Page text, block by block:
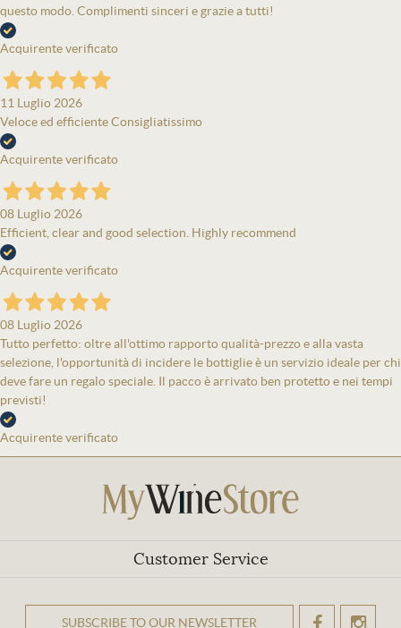
questo modo. Complimenti sinceri e grazie a tutti!
Acquirente verificato
11 Luglio 2026
Veloce ed efficiente Consigliatissimo
Acquirente verificato
08 Luglio 2026
Efficient, clear and good selection. Highly recommend
Acquirente verificato
08 Luglio 2026
Tutto perfetto: oltre all'ottimo rapporto qualità-prezzo e alla vasta
selezione, l'opportunità di incidere le bottiglie è un servizio ideale per chi
deve fare un regalo speciale. Il pacco è arrivato ben protetto e nei tempi
previsti!
Acquirente verificato
Customer Service
SUBSCRIBE TO OUR NEWSLETTER